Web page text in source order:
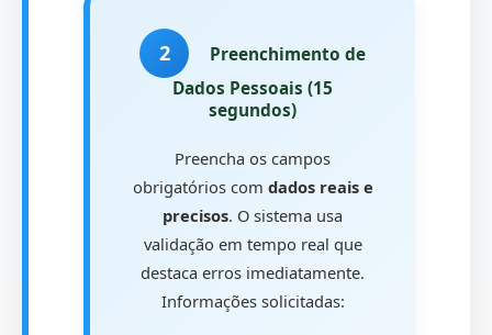
2
Preenchimento de
Dados Pessoais (15
segundos)
Preencha os campos
obrigatórios com dados reais e
precisos. O sistema usa
validação em tempo real que
destaca erros imediatamente.
Informações solicitadas: